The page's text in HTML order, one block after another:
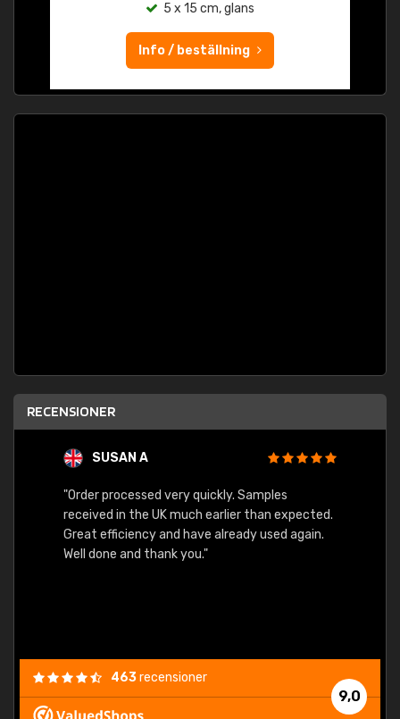
5 x 15 cm, glans
Info / beställning
RECENSIONER
SUSAN A
"Order processed very quickly. Samples
received in the UK much earlier than expected.
Great efficiency and have already used again.
Well done and thank you."
9,0
463recensioner